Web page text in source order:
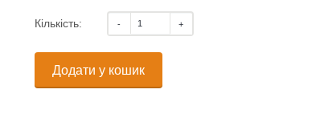
Кількість:
Додати у кошик